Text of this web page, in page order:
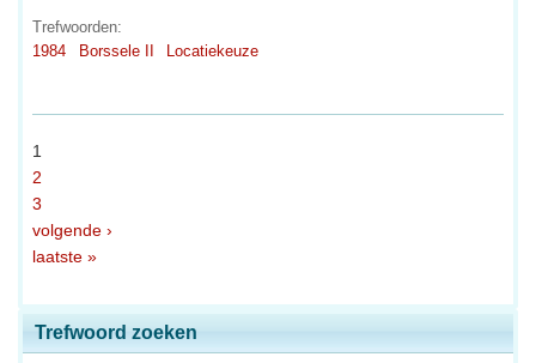
Trefwoorden:
1984
Borssele II Locatiekeuze
1
2
3
volgende ›
laatste »
Trefwoord zoeken